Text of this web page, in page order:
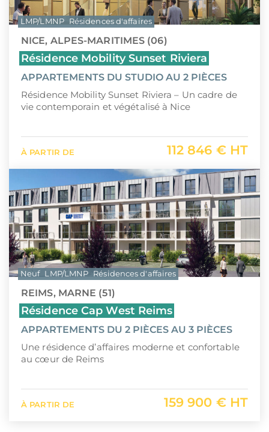
NICE, ALPES-MARITIMES (06)
Résidence Mobility Sunset Riviera
APPARTEMENTS DU STUDIO AU 2 PIÈCES
Résidence Mobility Sunset Riviera – Un cadre de
vie contemporain et végétalisé à Nice
À PARTIR DE 112 846 € HT
LMP/LMNP Résidences d'affaires
REIMS, MARNE (51)
Résidence Cap West Reims
APPARTEMENTS DU 2 PIÈCES AU 3 PIÈCES
Une résidence d’affaires moderne et confortable
au cœur de Reims
À PARTIR DE 159 900 € HT
Neuf LMP/LMNP Résidences d'affaires